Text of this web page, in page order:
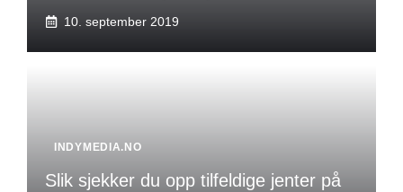
10. september 2019
INDYMEDIA.NO
Slik sjekker du opp tilfeldige jenter på